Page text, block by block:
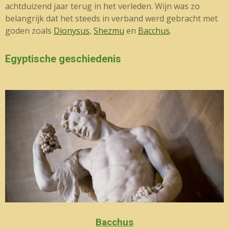
achtduizend jaar terug in het verleden. Wijn was zo
belangrijk dat het steeds in verband werd gebracht met
goden zoals Dionysus, Shezmu en Bacchus.
Egyptische geschiedenis
Bacchus